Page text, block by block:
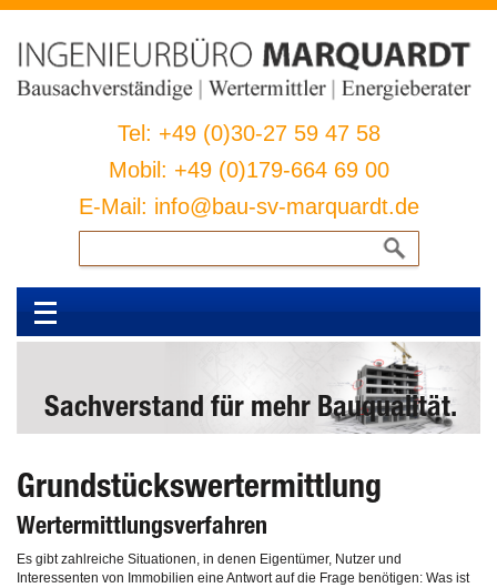
Tel: +49 (0)30-27 59 47 58
Mobil: +49 (0)179-664 69 00
E-Mail: info@bau-sv-marquardt.de
Sachverstand für mehr Bauqualität.
Grundstückswertermittlung
Wertermittlungsverfahren
Es gibt zahlreiche Situationen, in denen Eigentümer, Nutzer und
Interessenten von Immobilien eine Antwort auf die Frage benötigen: Was ist